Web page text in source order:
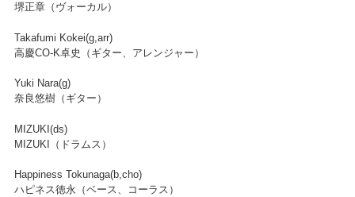
堺正章（ヴォーカル）
Takafumi Kokei(g,arr)
高慶CO-K卓史（ギター、アレンジャー）
Yuki Nara(g)
奈良悠樹（ギター）
MIZUKI(ds)
MIZUKI（ドラムス）
Happiness Tokunaga(b,cho)
ハピネス徳永（ベース、コーラス）